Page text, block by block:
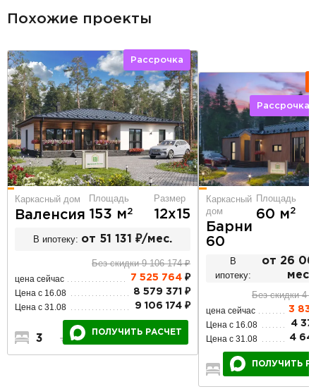
Похожие проекты
Рассрочка
Каркасный дом
Валенсия
Площадь
153 м2
Размер
12х15
В ипотеку: от 51 131 ₽/мес.
Без скидки 9 106 174 ₽
цена сейчас 7 525 764 ₽
Цена с 16.08 8 579 371 ₽
Цена с 31.08 9 106 174 ₽
3 2
ПОЛУЧИТЬ РАСЧЕТ
Рассрочка
Каркасный
дом
Барни
60
Площадь
60 м2
В
ипотеку:
от 26
мес.
Без скидки 4
цена сейчас 3
Цена с 16.08 4
Цена с 31.08 4
2
ПОЛУЧИТЬ